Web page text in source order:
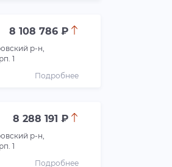
8 108 786 ₽
р-н,
1
Подробнее
8 288 191 ₽
р-н,
1
Подробнее